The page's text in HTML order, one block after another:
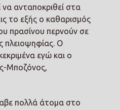
ανταποκριθεί στα
το εξής ο καθαρισμός
πρασίνου περνούν σε
πλειοψηφίας. Ο
εγώ και ο
Μποζόνος,
πολλά άτομα στο